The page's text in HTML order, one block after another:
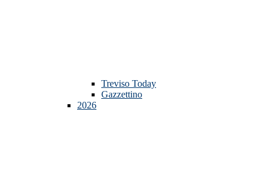
Treviso Today
Gazzettino
2026